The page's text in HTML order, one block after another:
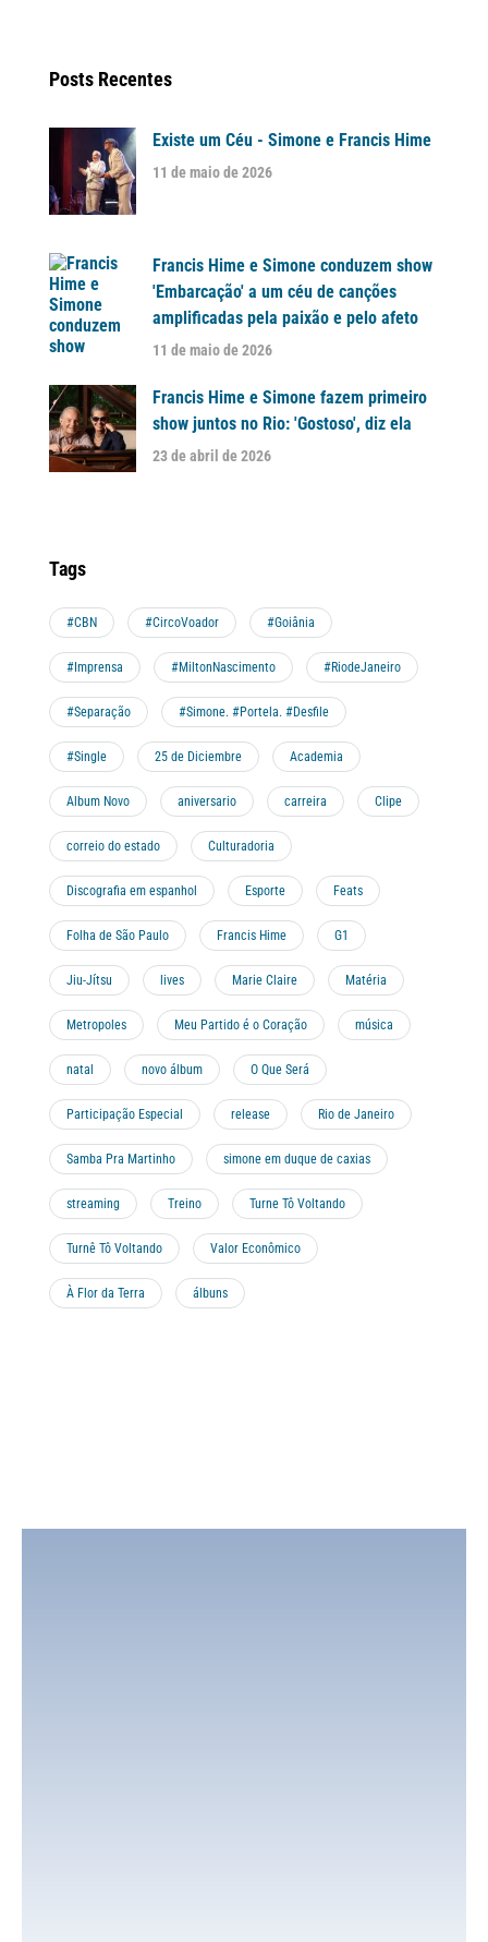
Posts Recentes
Existe um Céu - Simone e Francis Hime
11 de maio de 2026
Francis Hime e Simone conduzem show
'Embarcação' a um céu de canções
amplificadas pela paixão e pelo afeto
11 de maio de 2026
Francis Hime e Simone fazem primeiro
show juntos no Rio: 'Gostoso', diz ela
23 de abril de 2026
Tags
#CBN #CircoVoador #Goiânia
#Imprensa #MiltonNascimento #RiodeJaneiro
#Separação #Simone. #Portela. #Desfile
#Single 25 de Diciembre Academia
Album Novo aniversario carreira Clipe
correio do estado Culturadoria
Discografia em espanhol Esporte Feats
Folha de São Paulo Francis Hime G1
Jiu-Jítsu lives Marie Claire Matéria
Metropoles Meu Partido é o Coração música
natal novo álbum O Que Será
Participação Especial release Rio de Janeiro
Samba Pra Martinho simone em duque de caxias
streaming Treino Turne Tô Voltando
Turnê Tô Voltando Valor Econômico
À Flor da Terra álbuns